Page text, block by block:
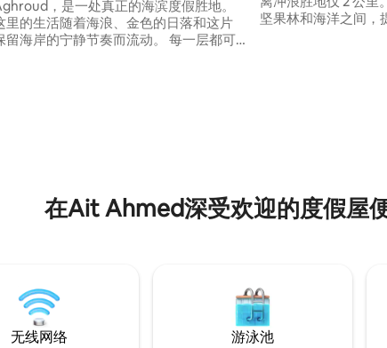
（满分 5 分），共 16 条评价
，是一处真正的海滨度假胜地。
里的生活随着海浪、金色的日落和这片
留海岸的宁静节奏而流动。 每一层都可
坚果林和海洋之间，
在Ait Ahmed深受欢迎的度假屋
无线网络 游泳池